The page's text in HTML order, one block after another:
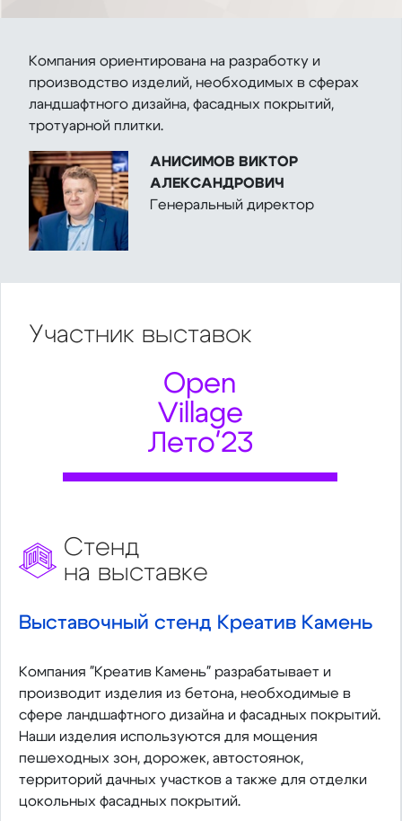
Компания ориентирована на разработку и
производство изделий, необходимых в сферах
ландшафтного дизайна, фасадных покрытий,
тротуарной плитки.
АНИСИМОВ ВИКТОР
АЛЕКСАНДРОВИЧ
Генеральный директор
Участник выставок
Open
Village
Лето'23
Стенд
на выставке
Выставочный стенд Креатив Камень
Компания "Креатив Камень" разрабатывает и
производит изделия из бетона, необходимые в
сфере ландшафтного дизайна и фасадных покрытий.
Наши изделия используются для мощения
пешеходных зон, дорожек, автостоянок,
территорий дачных участков а также для отделки
цокольных фасадных покрытий.